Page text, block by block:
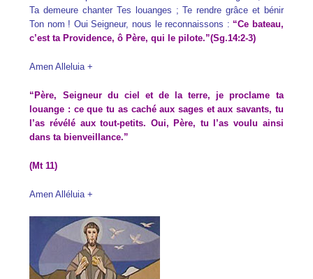
Ta demeure chanter Tes louanges ; Te rendre grâce et bénir
Ton nom ! Oui Seigneur, nous le reconnaissons : “Ce bateau,
c’est ta Providence, ô Père, qui le pilote.”(Sg.14:2-3)
Amen Alleluia +
“Père, Seigneur du ciel et de la terre, je proclame ta
louange : ce que tu as caché aux sages et aux savants, tu
l’as révélé aux tout-petits. Oui, Père, tu l’as voulu ainsi
dans ta bienveillance.”
(Mt 11)
Amen Alléluia +